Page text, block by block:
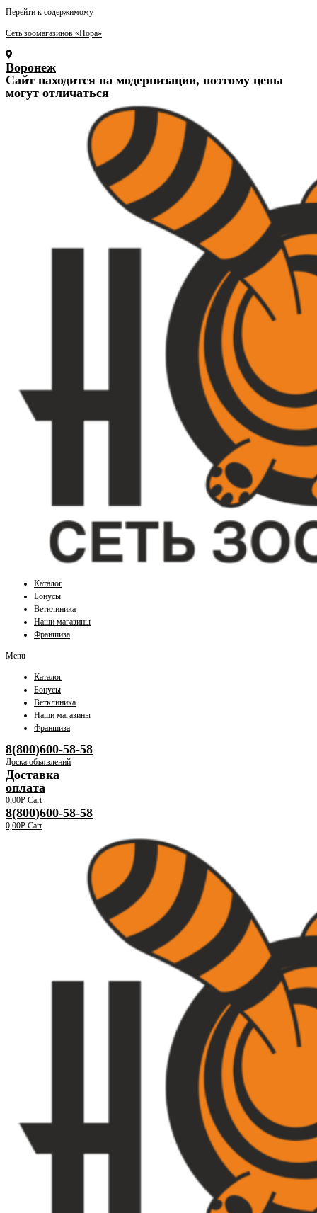
Перейти к содержимому
Сеть зоомагазинов «Нора»
Воронеж
Cайт находится на модернизации, поэтому цены
могут отличаться
Каталог
Бонусы
Ветклиника
Наши магазины
Франшиза
Menu
Каталог
Бонусы
Ветклиника
Наши магазины
Франшиза
8(800)600-58-58
Доска объявлений
Доставка
оплата
0,00Р Cart
8(800)600-58-58
0,00Р Cart